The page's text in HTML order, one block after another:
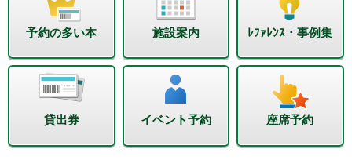
予約の多い本 施設案内 ﾚﾌｧﾚﾝｽ・事例集
貸出券 イベント予約 座席予約